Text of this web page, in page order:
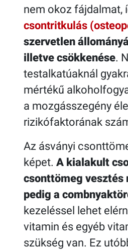
nem okoz fájdalmat,
csontritkulás
szervetlen
illetve csökkenése.
testalkatúaknál
mértékű
a mozgásszegény
rizikófaktorának
Az ásványi
képet. A kialakult
csonttömeg vesztés
pedig a
kezeléssel lehet
vitamin és egyéb
szükség van. Ez